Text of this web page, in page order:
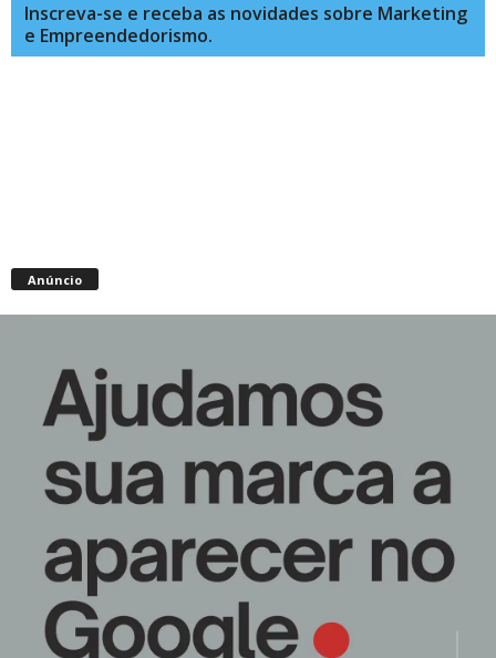
Inscreva-se e receba as novidades sobre Marketing
e Empreendedorismo.
Anúncio